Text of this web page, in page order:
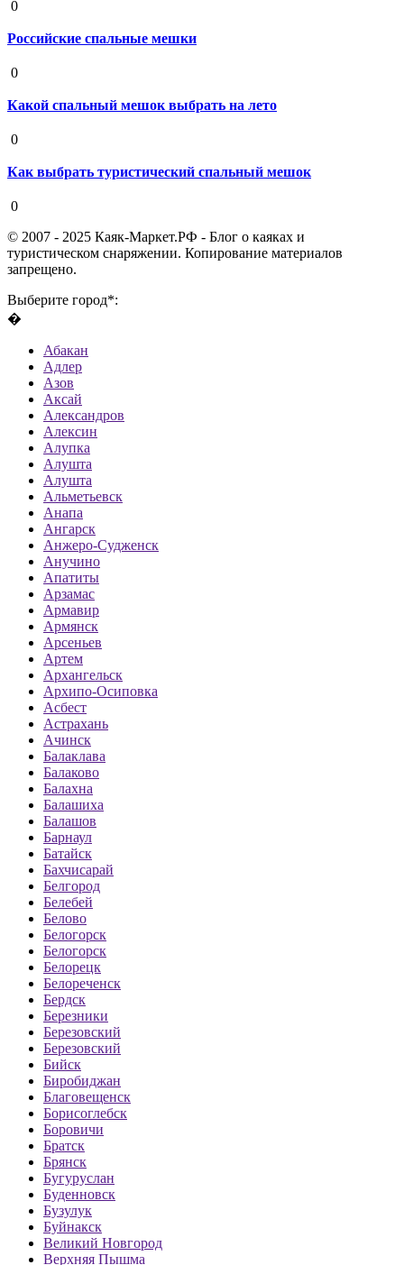
0
Российские спальные мешки
0
Какой спальный мешок выбрать на лето
0
Как выбрать туристический спальный мешок
0
© 2007 - 2025 Каяк-Маркет.РФ - Блог о каяках и
туристическом снаряжении. Копирование материалов
запрещено.
Выберите город*:
�
Абакан
Адлер
Азов
Аксай
Александров
Алексин
Алупка
Алушта
Алушта
Альметьевск
Анапа
Ангарск
Анжеро-Судженск
Анучино
Апатиты
Арзамас
Армавир
Армянск
Арсеньев
Артем
Архангельск
Архипо-Осиповка
Асбест
Астрахань
Ачинск
Балаклава
Балаково
Балахна
Балашиха
Балашов
Барнаул
Батайск
Бахчисарай
Белгород
Белебей
Белово
Белогорск
Белогорск
Белорецк
Белореченск
Бердск
Березники
Березовский
Березовский
Бийск
Биробиджан
Благовещенск
Борисоглебск
Боровичи
Братск
Брянск
Бугуруслан
Буденновск
Бузулук
Буйнакск
Великий Новгород
Верхняя Пышма